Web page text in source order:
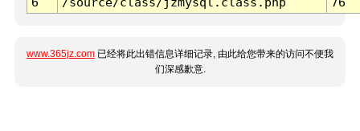
www.365jz.com 已经将此出错信息详细记录, 由此给您带来的访问不便我
们深感歉意.